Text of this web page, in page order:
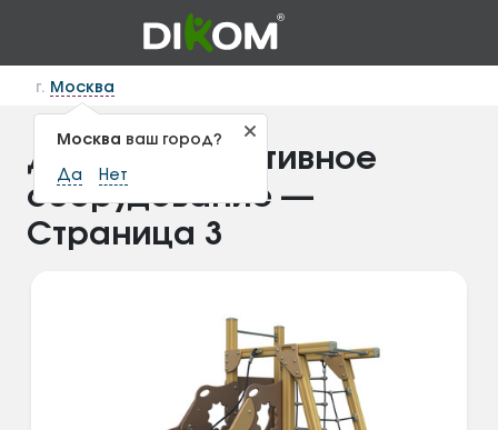
г. Москва
Москва ваш город?
Да Нет
Детское спортивное
оборудование —
Страница 3